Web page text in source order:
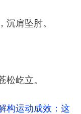
肩坠肘。
松屹立。
构运动成效：这